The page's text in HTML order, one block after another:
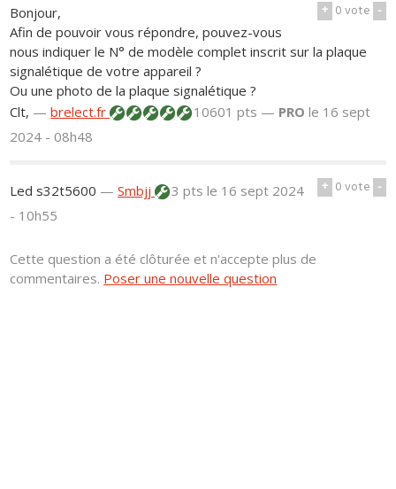
+ 0vote -
Bonjour,
Afin de pouvoir vous répondre, pouvez-vous
nous indiquer le N° de modèle complet inscrit sur la plaque
signalétique de votre appareil ?
Ou une photo de la plaque signalétique ?
Clt, —brelect.fr 10601 pts — PRO le 16 sept
2024 - 08h48
+ 0vote -
Led s32t5600 —Smbjj 3 ptsle 16 sept 2024
- 10h55
Cette question a été clôturée et n'accepte plus de
commentaires. Poser une nouvelle question